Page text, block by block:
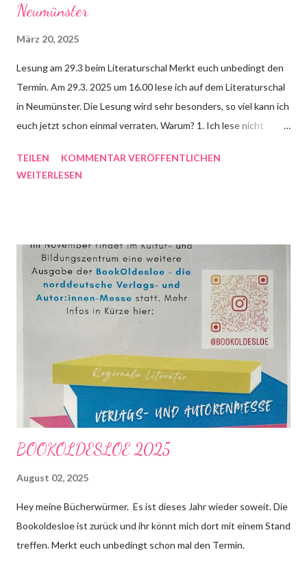
gibt es ein paar mehr Details.
Neumünster
März 20, 2025
Lesung am 29.3 beim Literaturschal Merkt euch unbedingt den
Termin. Am 29.3. 2025 um 16.00 lese ich auf dem Literaturschal
in Neumünster. Die Lesung wird sehr besonders, so viel kann ich
euch jetzt schon einmal verraten. Warum? 1. Ich lese nicht
Kurzgeschichten und aus Sylt vorlesen werden. 2. Ich werde
Plätze vorhanden.
TEILEN
KOMMENTAR VERÖFFENTLICHEN
WEITERLESEN
BOOKOLDESLOE 2025
August 02, 2025
Hey meine Bücherwürmer. Es ist dieses Jahr wieder soweit. Die
Bookoldesloe ist zurück und ihr könnt mich dort mit einem Stand
treffen. Merkt euch unbedingt schon mal den Termin.